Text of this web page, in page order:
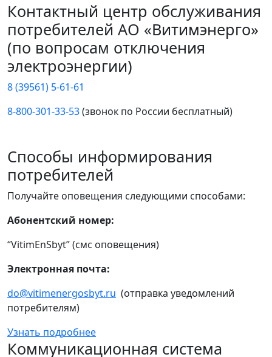
Контактный центр обслуживания
потребителей АО «Витимэнерго»
(по вопросам отключения
электроэнергии)
8 (39561) 5-61-61
8-800-301-33-53(звонок по России бесплатный)
Способы информирования
потребителей
Получайте оповещения следующими способами:
Абонентский номер:
“VitimEnSbyt” (смс оповещения)
Электронная почта:
do@vitimenergosbyt.ru (отправка уведомлений
потребителям)
Узнать подробнее
Коммуникационная система